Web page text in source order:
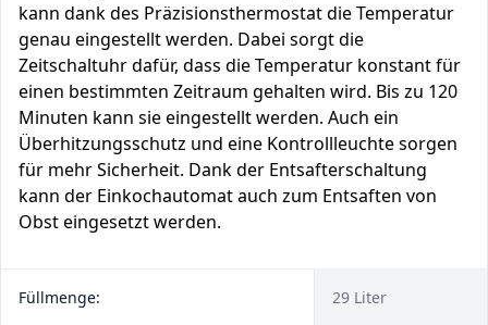
kann dank des Präzisionsthermostat die Temperatur
genau eingestellt werden. Dabei sorgt die
Zeitschaltuhr dafür, dass die Temperatur konstant für
einen bestimmten Zeitraum gehalten wird. Bis zu 120
Minuten kann sie eingestellt werden. Auch ein
Überhitzungsschutz und eine Kontrollleuchte sorgen
für mehr Sicherheit. Dank der Entsafterschaltung
kann der Einkochautomat auch zum Entsaften von
Obst eingesetzt werden.
Füllmenge: 29 Liter